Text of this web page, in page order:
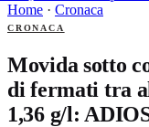
Home · Cronaca
CRONACA
Movida sotto
di fermati tra
1,36 g/l: